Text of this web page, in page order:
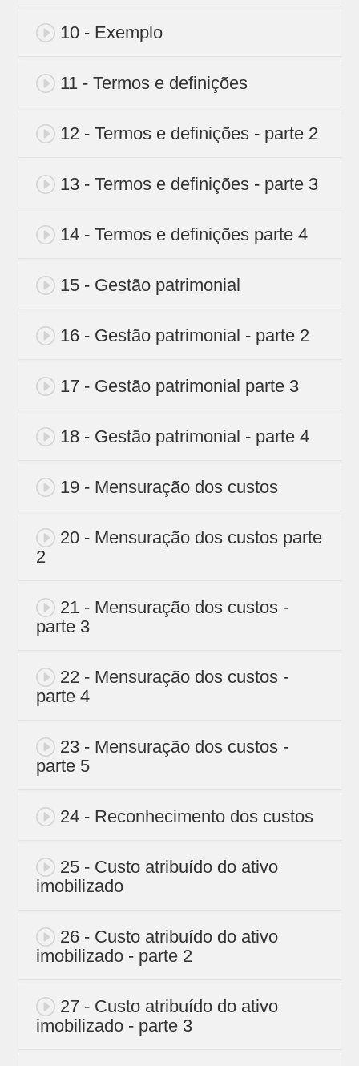
10 - Exemplo
11 - Termos e definições
12 - Termos e definições - parte 2
13 - Termos e definições - parte 3
14 - Termos e definições parte 4
15 - Gestão patrimonial
16 - Gestão patrimonial - parte 2
17 - Gestão patrimonial parte 3
18 - Gestão patrimonial - parte 4
19 - Mensuração dos custos
20 - Mensuração dos custos parte
2
21 - Mensuração dos custos -
parte 3
22 - Mensuração dos custos -
parte 4
23 - Mensuração dos custos -
parte 5
24 - Reconhecimento dos custos
25 - Custo atribuído do ativo
imobilizado
26 - Custo atribuído do ativo
imobilizado - parte 2
27 - Custo atribuído do ativo
imobilizado - parte 3